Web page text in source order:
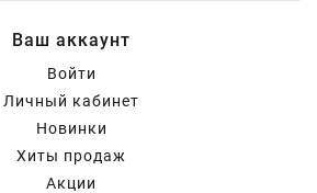
Ваш аккаунт
Войти
Личный кабинет
Новинки
Хиты продаж
Акции